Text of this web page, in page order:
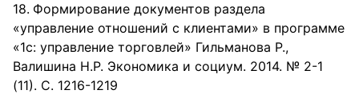
Формирование документов раздела
«управление отношений с клиентами» в программе
«1с: управление торговлей» Гильманова Р.,
Валишина Н.Р. Экономика и социум. 2014. № 2-1
(11). С. 1216-1219